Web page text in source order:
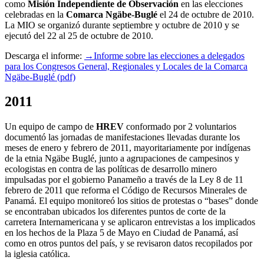
como Misión Independiente de Observación en las elecciones
celebradas en la Comarca Ngäbe-Buglé el 24 de octubre de 2010.
La MIO se organizó durante septiembre y octubre de 2010 y se
ejecutó del 22 al 25 de octubre de 2010.
Descarga el informe: →Informe sobre las elecciones a delegados
para los Congresos General, Regionales y Locales de la Comarca
Ngäbe-Buglé (pdf)
2011
Un equipo de campo de HREV conformado por 2 voluntarios
documentó las jornadas de manifestaciones llevadas durante los
meses de enero y febrero de 2011, mayoritariamente por indígenas
de la etnia Ngäbe Buglé, junto a agrupaciones de campesinos y
ecologistas en contra de las políticas de desarrollo minero
impulsadas por el gobierno Panameño a través de la Ley 8 de 11
febrero de 2011 que reforma el Código de Recursos Minerales de
Panamá. El equipo monitoreó los sitios de protestas o “bases” donde
se encontraban ubicados los diferentes puntos de corte de la
carretera Internamericana y se aplicaron entrevistas a los implicados
en los hechos de la Plaza 5 de Mayo en Ciudad de Panamá, así
como en otros puntos del país, y se revisaron datos recopilados por
la iglesia católica.